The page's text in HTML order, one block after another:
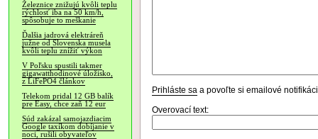
Železnice znižujú kvôli teplu
rýchlosť iba na 50 km/h,
spôsobuje to meškanie
Ďalšia jadrová elektráreň
južne od Slovenska musela
kvôli teplu znížiť výkon
V Poľsku spustili takmer
gigawatthodinové úložisko,
z LiFePO4 článkov
Telekom pridal 12 GB balík
pre Easy, chce zaň 12 eur
Súd zakázal samojazdiacim
Google taxíkom dobíjanie v
noci, rušili obyvateľov
Prihláste sa a povoľte si emailové
Overovací text: